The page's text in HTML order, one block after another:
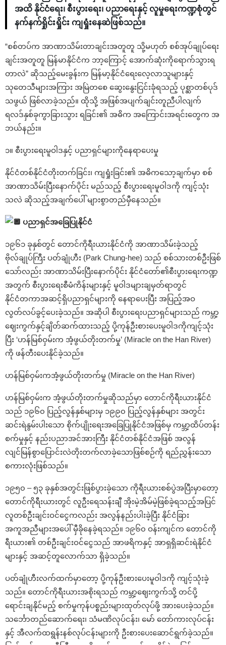
အထိ နိုင်ငံရေး၊ စီးပွားရေး၊ ပညာရေးနှင့် လူမှုရေးကဏ္ဍစုံတွင်
နက်နက်ရှိုင်းရှိုင်း ကျရှုံးနေဆဲဖြစ်သည်။
“စစ်တပ်က အာဏာသိမ်းတာချင်းအတူတူ သို့မဟုတ် စစ်အုပ်ချုပ်ရေး
ချင်းအတူတူ မြန်မာနိုင်ငံက ဘာ့ကြောင့် အောက်ဆုံးကိုရောက်သွားရ
တာလဲ” ဆိုသည့်မေးခွန်းက မြန်မာ့နိုင်ငံရေးလေ့လာသူများနှင့်
သုတေသီများအကြား အမြဲတစေ ဆွေးနွေးငြင်းခုံရသည့် ပုစ္ဆာတစ်ပုဒ်
သဖွယ် ဖြစ်လာခဲ့သည်။ ထိုသို့ အဖြစ်အပျက်ချင်းတူညီပါလျက်
ရလဒ်နှစ်ခုကွာခြားသွား ရခြင်း၏ အဓိက အကြောင်းအရင်းတွေက အ
ဘယ်နည်း။
၁။ စီးပွားရေးမူဝါဒနှင့် ပညာရှင်များကိုနေရာပေးမှု
နိုင်ငံတစ်နိုင်ငံတိုးတက်ခြင်း၊ ကျရှုံးခြင်း၏ အဓိကသော့ချက်မှာ စစ်
အာဏာသိမ်းပြီးနောက်ပိုင်း မည်သည့် စီးပွားရေးမူဝါဒကို ကျင့်သုံး
သလဲ ဆိုသည့်အချက်ပေါ် များစွာတည်မှီနေသည်။
ပညာရှင်အခြေပြုနိုင်ငံ
၁၉၆၁ ခုနှစ်တွင် တောင်ကိုရီးယားနိုင်ငံကို အာဏာသိမ်းခဲ့သည့်
ဗိုလ်ချုပ်ကြီး ပတ်ချုံဟီး (Park Chung-hee) သည် စစ်သားတစ်ဦးဖြစ်
သော်လည်း အာဏာသိမ်းပြီးနောက်ပိုင်း နိုင်ငံတော်၏စီးပွားရေးကဏ္ဍ
အတွက် စီးပွားရေးစီမံကိန်းများနှင့် မူဝါဒများချမှတ်ရာတွင်
နိုင်ငံတကာအဆင့်ရှိပညာရှင်များကို နေရာပေးပြီး အပြည့်အဝ
လွတ်လပ်ခွင့်ပေးခဲ့သည်။ အဆိုပါ စီးပွားရေးပညာရှင်များသည် ကမ္ဘာ့
ဈေးကွက်နှင့်ချိတ်ဆက်ထားသည့် ပို့ကုန်ဦးစားပေးမူဝါဒကိုကျင့်သုံး
ပြီး ‘ဟန်မြစ်ဝှမ်းက အံ့ဖွယ်တိုးတက်မှု’ (Miracle on the Han River)
ကို ဖန်တီးပေးနိုင်ခဲ့သည်။
ဟန်မြစ်ဝှမ်းကအံ့ဖွယ်တိုးတက်မှု (Miracle on the Han River)
ဟန်မြစ်ဝှမ်းက အံ့ဖွယ်တိုးတက်မှုဆိုသည်မှာ တောင်ကိုရီးယားနိုင်ငံ
သည် ၁၉၆၀ ပြည့်လွန်နှစ်များမှ ၁၉၉၀ ပြည့်လွန်နှစ်များ အတွင်း
ဆင်းရဲနွမ်းပါးသော စိုက်ပျိုးရေးအခြေပြုနိုင်ငံအဖြစ်မှ ကမ္ဘာ့ထိပ်တန်း
စက်မှုနှင့် နည်းပညာအင်အားကြီး နိုင်ငံတစ်နိုင်ငံအဖြစ် အလွန်
လျင်မြန်စွာပြောင်းလဲတိုးတက်လာခဲ့သောဖြစ်စဉ်ကို ရည်ညွှန်းသော
စကားလုံးဖြစ်သည်။
၁၉၅၀ – ၅၃ ခုနှစ်အတွင်းဖြစ်ပွားခဲ့သော ကိုရီးယားစစ်ပွဲအပြီးမှာတော့
တောင်ကိုရီးယားတွင် လူဦးရေသန်းချီ အိုးမဲ့အိမ်မဲ့ဖြစ်ခဲ့ရသည့်အပြင်
လူတစ်ဦးချင်းဝင်ငွေကလည်း အလွန်နည်းပါးခဲ့ပြီး နိုင်ငံခြား
အကူအညီများအပေါ် မှီခိုနေခဲ့ရသည်။ ၁၉၆၀ ဝန်းကျင်က တောင်ကို
ရီးယား၏ တစ်ဦးချင်းဝင်ငွေသည် အာဖရိကနှင့် အာရှရှိဆင်းရဲနိုင်ငံ
များနှင့် အဆင့်တူလောက်သာ ရှိခဲ့သည်။
ပတ်ချုံဟီးလက်ထက်မှာတော့ ပို့ကုန်ဦးစားပေးမူဝါဒကို ကျင့်သုံးခဲ့
သည်။ တောင်ကိုရီးယားအစိုးရသည် ကမ္ဘာ့ဈေးကွက်သို့ တင်ပို့
ရောင်းချနိုင်မည့် စက်မှုကုန်ပစ္စည်းများထုတ်လုပ်ဖို့ အားပေးခဲ့သည်။
သင်္ဘောတည်ဆောက်ရေး၊ သံမဏိလုပ်ငန်း၊ မော် တော်ကားလုပ်ငန်း
နှင့် အီလက်ထရွန်းနစ်လုပ်ငန်းများကို ဦးစားပေးဆောင်ရွက်ခဲ့သည်။